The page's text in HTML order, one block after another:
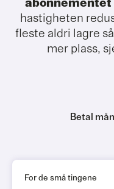
abonnementet
hastigheten
fleste aldri lagre
mer plass,
Betal
For de små tingene